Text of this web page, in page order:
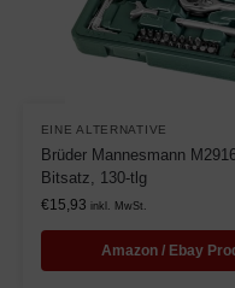
EINE ALTERNATIVE
Brüder Mannesmann
Bitsatz, 130-tlg
€15,93 inkl. MwSt.
Amazon / Ebay